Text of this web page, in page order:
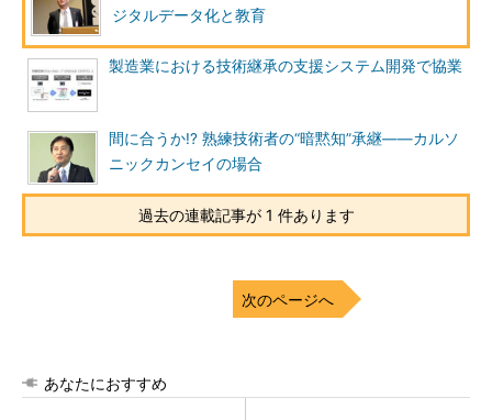
ジタルデータ化と教育
製造業における技術継承の支援システム開発で協業
間に合うか!? 熟練技術者の“暗黙知”承継――カルソ
ニックカンセイの場合
過去の連載記事が 1 件あります
次のページへ
あなたにおすすめ